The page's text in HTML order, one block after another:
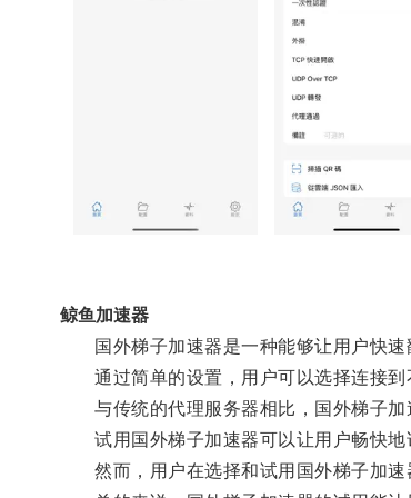
鲸鱼加速器
国外梯子加速器是一种能够让用户快速
通过简单的设置，用户可以选择连接到
与传统的代理服务器相比，国外梯子加
试用国外梯子加速器可以让用户畅快地
然而，用户在选择和试用国外梯子加速